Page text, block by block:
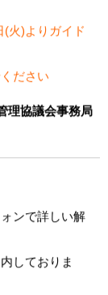
火)よりガイド
ださい
理協議会事務局
ンで詳しい解
しておりま